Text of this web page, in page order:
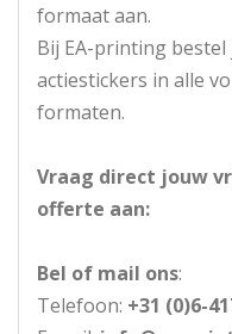
formaat aan.
Bij EA-printing bestel
actiestickers in alle
formaten.
Vraag direct jouw
offerte aan:
Bel of mail ons:
Telefoon: +31 (0)6-